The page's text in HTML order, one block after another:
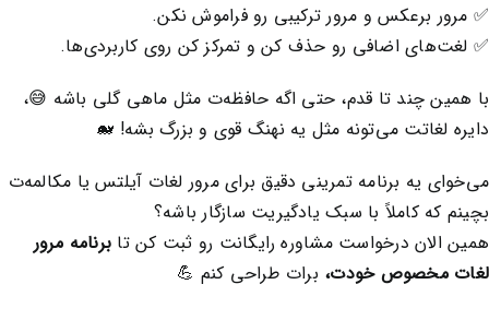
✅ مرور برعکس و مرور ترکیبی رو فراموش نکن.
✅ لغت‌های اضافی رو حذف کن و تمرکز کن روی کاربردی‌ها.
با همین چند تا قدم، حتی اگه حافظه‌ت مثل ماهی گلی باشه 😅،
دایره لغاتت می‌تونه مثل یه نهنگ قوی و بزرگ بشه! 🐋
می‌خوای یه برنامه تمرینی دقیق برای مرور لغات آیلتس یا مکالمه‌ت
بچینم که کاملاً با سبک یادگیریت سازگار باشه؟
همین الان درخواست مشاوره رایگانت رو ثبت کن تا برنامه مرور
لغات مخصوص خودت، برات طراحی کنم 💪